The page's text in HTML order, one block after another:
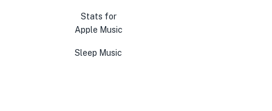
Stats for
Apple Music
Sleep Music